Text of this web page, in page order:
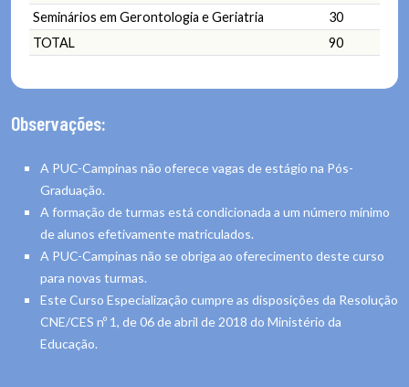
Seminários em Gerontologia e Geriatria
30
TOTAL
90
Observações:
A PUC-Campinas não oferece vagas de estágio na Pós-
Graduação.
A formação de turmas está condicionada a um número mínimo
de alunos efetivamente matriculados.
A PUC-Campinas não se obriga ao oferecimento deste curso
para novas turmas.
Este Curso Especialização cumpre as disposições da Resolução
CNE/CES nº 1, de 06 de abril de 2018 do Ministério da
Educação.